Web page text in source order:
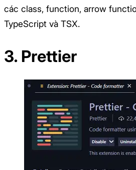
các class, function, arrow
TypeScript và TSX.
3. Prettier